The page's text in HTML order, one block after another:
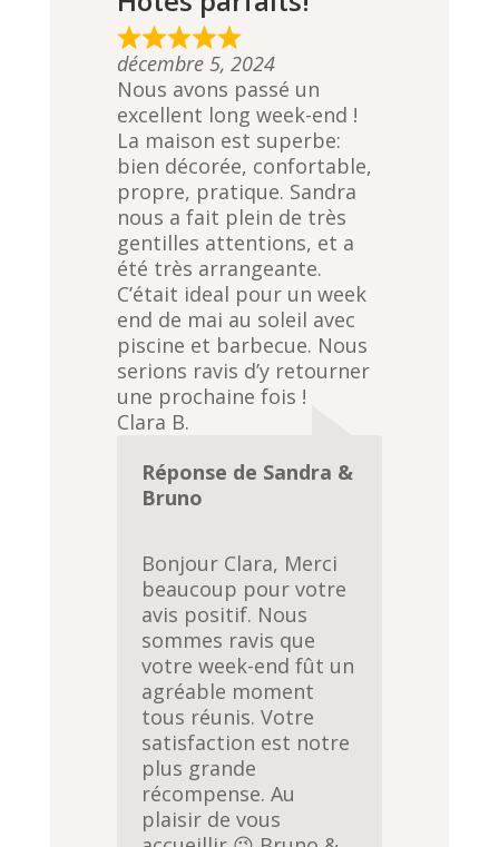
R
a
t
e
d
5
,
0
o
u
t
o
f
5
décembre 5, 2024
Nous avons passé un
excellent long week-end !
La maison est superbe:
bien décorée, confortable,
propre, pratique. Sandra
nous a fait plein de très
gentilles attentions, et a
été très arrangeante.
C’était ideal pour un week
end de mai au soleil avec
piscine et barbecue. Nous
serions ravis d’y retourner
une prochaine fois !
Clara B.
Réponse de Sandra &
Bruno
Bonjour Clara, Merci
beaucoup pour votre
avis positif. Nous
sommes ravis que
votre week-end fût un
agréable moment
tous réunis. Votre
satisfaction est notre
plus grande
récompense. Au
plaisir de vous